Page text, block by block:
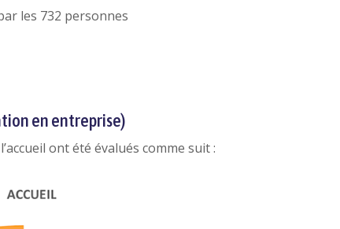
les 732 personnes
en entreprise)
ont été évalués comme suit :